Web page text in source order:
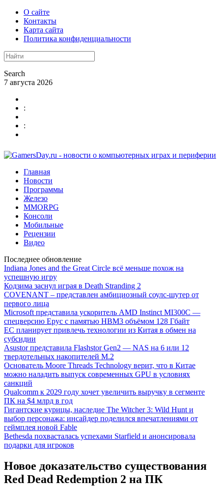
О сайте
Контакты
Карта сайта
Политика конфиденциальности
Search
7 августа 2026
:
:
Главная
Новости
Программы
Железо
MMORPG
Консоли
Мобильные
Рецензии
Видео
Последнее обновление
Indiana Jones and the Great Circle всё меньше похож на
успешную игру
Кодзима заснул играя в Death Stranding 2
COVENANT – представлен амбициозный соулс-шутер от
первого лица
Microsoft представила ускоритель AMD Instinct MI300C —
спецверсию Epyc с памятью HBM3 объёмом 128 Гбайт
ЕС планирует привлечь технологии из Китая в обмен на
субсидии
Asustor представила Flashstor Gen2 — NAS на 6 или 12
твердотельных накопителей M.2
Основатель Moore Threads Technology верит, что в Китае
можно наладить выпуск современных GPU в условиях
санкций
Qualcomm к 2029 году хочет увеличить выручку в сегменте
ПК на $4 млрд в год
Гигантские курицы, наследие The Witcher 3: Wild Hunt и
выбор персонажа: инсайдер поделился впечатлениями от
геймплея новой Fable
Bethesda похвасталась успехами Starfield и анонсировала
подарки для игроков
Новое доказательство существования
Red Dead Redemption 2 на ПК